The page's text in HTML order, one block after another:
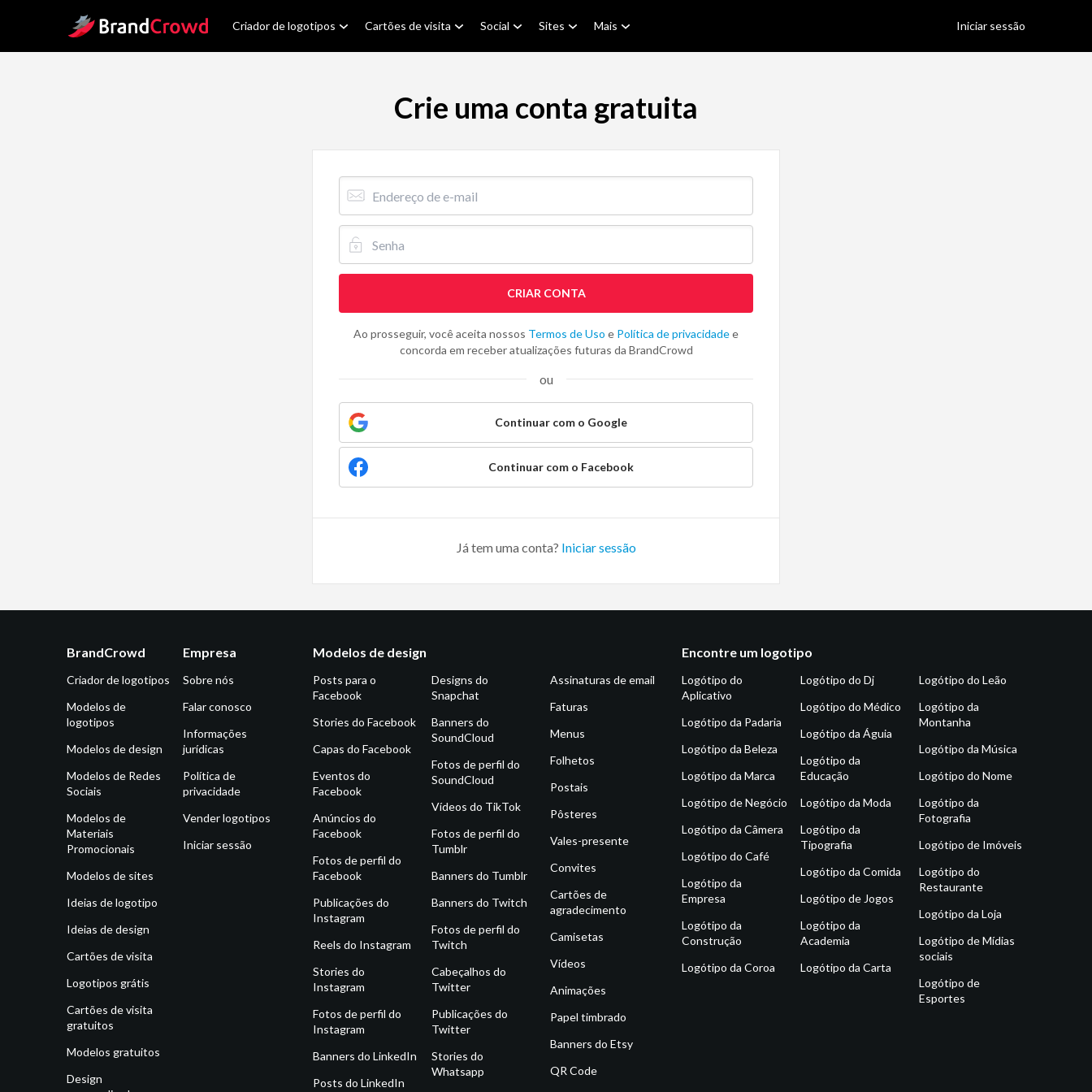
Site Logo Criador de logotipos Cartões de visita Social Sites Mais Iniciar sessão
Crie uma conta gratuita
CRIAR CONTA
Ao prosseguir, você aceita nossos Termos de Uso e Política de privacidadee
concorda em receber atualizações futuras da BrandCrowd
ou
Continuar com o Google
Continuar com o Facebook
Já tem uma conta? Iniciar sessão
BrandCrowd
Criador de logotipos
Modelos de
logotipos
Modelos de design
Modelos de Redes
Sociais
Modelos de
Materiais
Promocionais
Modelos de sites
Ideias de logotipo
Ideias de design
Cartões de visita
Logotipos grátis
Cartões de visita
gratuitos
Modelos gratuitos
Design
Empresa
Sobre nós
Falar conosco
Informações
jurídicas
Política de
privacidade
Vender logotipos
Iniciar sessão
Modelos de design
Posts para o
Facebook
Stories do Facebook
Capas do Facebook
Eventos do
Facebook
Anúncios do
Facebook
Fotos de perfil do
Facebook
Publicações do
Instagram
Reels do Instagram
Stories do
Instagram
Fotos de perfil do
Instagram
Banners do LinkedIn
Posts do LinkedIn
Designs do
Snapchat
Banners do
SoundCloud
Fotos de perfil do
SoundCloud
Vídeos do TikTok
Fotos de perfil do
Tumblr
Banners do Tumblr
Banners do Twitch
Fotos de perfil do
Twitch
Cabeçalhos do
Twitter
Publicações do
Twitter
Stories do
Whatsapp
Assinaturas de email
Faturas
Menus
Folhetos
Postais
Pôsteres
Vales-presente
Convites
Cartões de
agradecimento
Camisetas
Vídeos
Animações
Papel timbrado
Banners do Etsy
QR Code
Encontre um logotipo
Logótipo do
Aplicativo
Logótipo da Padaria
Logótipo da Beleza
Logótipo da Marca
Logótipo de Negócio
Logótipo da Câmera
Logótipo do Café
Logótipo da
Empresa
Logótipo da
Construção
Logótipo da Coroa
Logótipo do Dj
Logótipo do Médico
Logótipo da Águia
Logótipo da
Educação
Logótipo da Moda
Logótipo da
Tipografia
Logótipo da Comida
Logótipo de Jogos
Logótipo da
Academia
Logótipo da Carta
Logótipo do Leão
Logótipo da
Montanha
Logótipo da Música
Logótipo do Nome
Logótipo da
Fotografia
Logótipo de Imóveis
Logótipo do
Restaurante
Logótipo da Loja
Logótipo de Mídias
sociais
Logótipo de
Esportes